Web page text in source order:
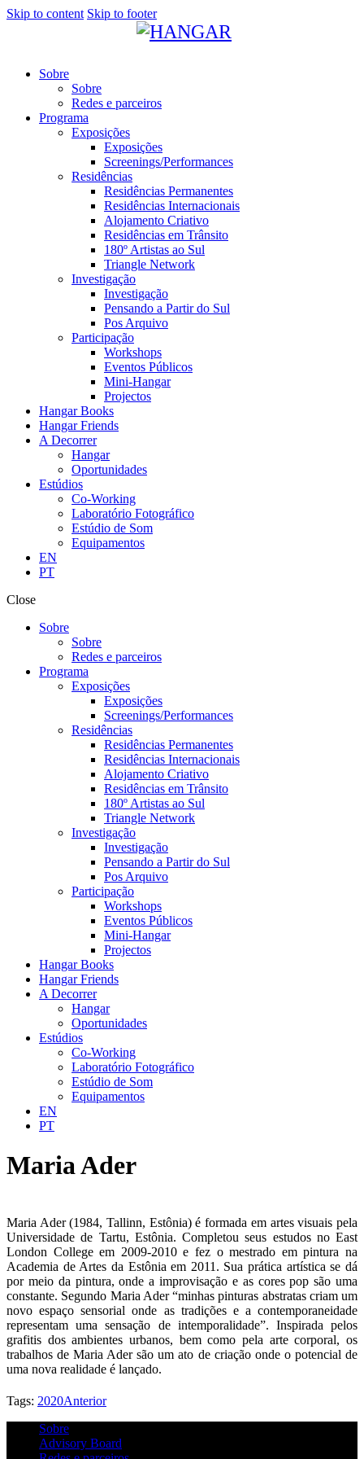
Skip to content Skip to footer
Sobre
Sobre
Redes e parceiros
Programa
Exposições
Exposições
Screenings/Performances
Residências
Residências Permanentes
Residências Internacionais
Alojamento Criativo
Residências em Trânsito
180º Artistas ao Sul
Triangle Network
Investigação
Investigação
Pensando a Partir do Sul
Pos Arquivo
Participação
Workshops
Eventos Públicos
Mini-Hangar
Projectos
Hangar Books
Hangar Friends
A Decorrer
Hangar
Oportunidades
Estúdios
Co-Working
Laboratório Fotográfico
Estúdio de Som
Equipamentos
EN
PT
Close
Sobre
Sobre
Redes e parceiros
Programa
Exposições
Exposições
Screenings/Performances
Residências
Residências Permanentes
Residências Internacionais
Alojamento Criativo
Residências em Trânsito
180º Artistas ao Sul
Triangle Network
Investigação
Investigação
Pensando a Partir do Sul
Pos Arquivo
Participação
Workshops
Eventos Públicos
Mini-Hangar
Projectos
Hangar Books
Hangar Friends
A Decorrer
Hangar
Oportunidades
Estúdios
Co-Working
Laboratório Fotográfico
Estúdio de Som
Equipamentos
EN
PT
Maria Ader
Maria Ader (1984, Tallinn, Estônia) é formada em artes visuais pela
Universidade de Tartu, Estônia. Completou seus estudos no East
London College em 2009-2010 e fez o mestrado em pintura na
Academia de Artes da Estônia em 2011. Sua prática artística se dá
por meio da pintura, onde a improvisação e as cores pop são uma
constante. Segundo Maria Ader “minhas pinturas abstratas criam um
novo espaço sensorial onde as tradições e a contemporaneidade
representam uma sensação de intemporalidade”. Inspirada pelos
grafitis dos ambientes urbanos, bem como pela arte corporal, os
trabalhos de Maria Ader são um ato de criação onde o potencial de
uma nova realidade é lançado.
Tags: 2020Anterior
Sobre
Advisory Board